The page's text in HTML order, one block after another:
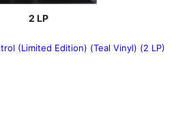
2 LP
(Limited Edition) (Teal Vinyl) (2 LP)